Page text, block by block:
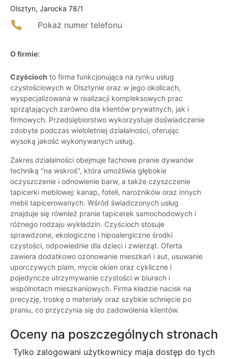
Olsztyn, Jarocka 78/1
Pokaż numer telefonu
O firmie:
Czyścioch to firma funkcjonująca na rynku usług
czystościowych w Olsztynie oraz w jego okolicach,
wyspecjalizowana w realizacji kompleksowych prac
sprzątających zarówno dla klientów prywatnych, jak i
firmowych. Przedsiębiorstwo wykorzystuje doświadczenie
zdobyte podczas wieloletniej działalności, oferując
wysoką jakość wykonywanych usług.
Zakres działalności obejmuje fachowe pranie dywanów
techniką "na wskroś", która umożliwia głębokie
oczyszczenie i odnowienie barw, a także czyszczenie
tapicerki meblowej: kanap, foteli, narożników oraz innych
mebli tapicerowanych. Wśród świadczonych usług
znajduje się również pranie tapicerek samochodowych i
różnego rodzaju wykładzin. Czyścioch stosuje
sprawdzone, ekologiczne i hipoalergiczne środki
czystości, odpowiednie dla dzieci i zwierząt. Oferta
zawiera dodatkowo ozonowanie mieszkań i aut, usuwanie
uporczywych plam, mycie okien oraz cykliczne i
pojedyncze utrzymywanie czystości w biurach i
wspólnotach mieszkaniowych. Firma kładzie nacisk na
precyzję, troskę o materiały oraz szybkie schnięcie po
praniu, co przyczynia się do zadowolenia klientów.
Oceny na poszczególnych stronach
Tylko zalogowani użytkownicy maja dostęp do tych